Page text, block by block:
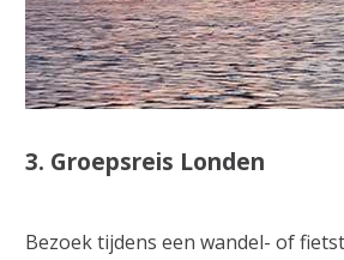
3. Groepsreis Londen
Bezoek tijdens een wandel- of